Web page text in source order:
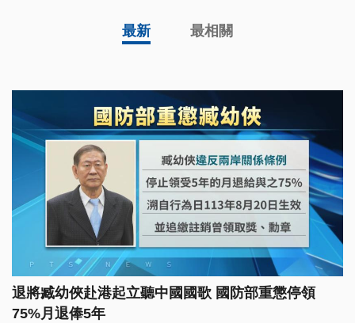
最新 最相關
退將臧幼俠赴港起立聽中國國歌 國防部重懲停領
75%月退俸5年